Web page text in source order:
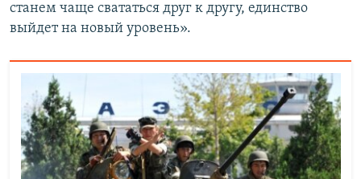
станем чаще свататься друг к другу, единство
выйдет на новый уровень».